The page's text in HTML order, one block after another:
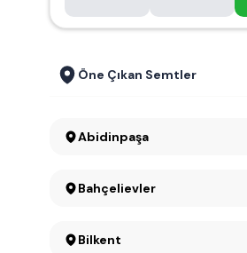
Öne Çıkan Semtler
Abidinpaşa
Bahçelievler
Bilkent